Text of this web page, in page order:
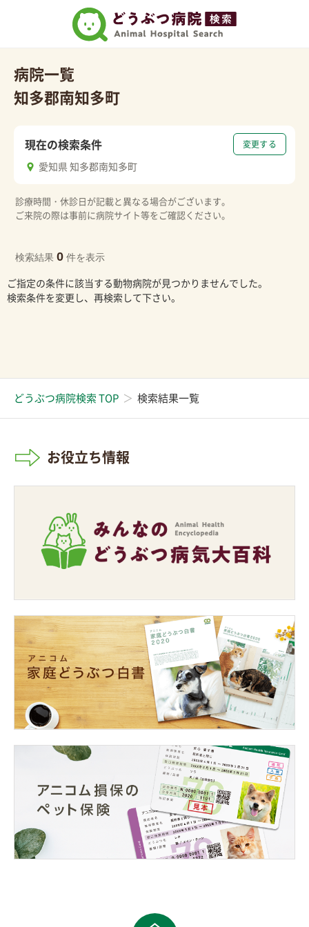
病院一覧
知多郡南知多町
変更する
現在の検索条件
愛知県 知多郡南知多町
診療時間・休診日が記載と異なる場合がございます。
ご来院の際は事前に病院サイト等をご確認ください。
検索結果 0 件を表示
ご指定の条件に該当する動物病院が見つかりませんでした。
検索条件を変更し、再検索して下さい。
どうぶつ病院検索 TOP 検索結果一覧
お役立ち情報